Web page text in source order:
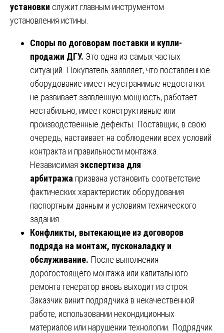
установки служит главным инструментом
установления истины.
Споры по договорам поставки и купли-
продажи ДГУ. Это одна из самых частых
ситуаций. Покупатель заявляет, что поставленное
оборудование имеет неустранимые недостатки:
не развивает заявленную мощность, работает
нестабильно, имеет конструктивные или
производственные дефекты. Поставщик, в свою
очередь, настаивает на соблюдении всех условий
контракта и правильности монтажа.
Независимая экспертиза для
арбитража призвана установить соответствие
фактических характеристик оборудования
паспортным данным и условиям технического
задания .
Конфликты, вытекающие из договоров
подряда на монтаж, пусконаладку и
обслуживание. После выполнения
дорогостоящего монтажа или капитального
ремонта генератор вновь выходит из строя.
Заказчик винит подрядчика в некачественной
работе, использовании некондиционных
материалов или нарушении технологии. Подрядчик